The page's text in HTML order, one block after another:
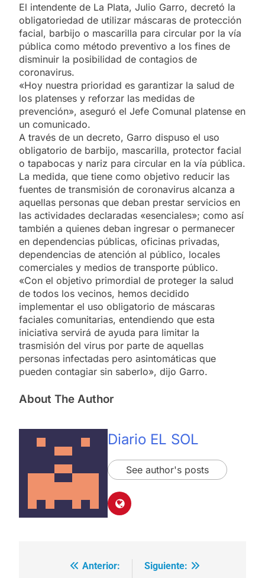
El intendente de La Plata, Julio Garro, decretó la
obligatoriedad de utilizar máscaras de protección
facial, barbijo o mascarilla para circular por la vía
pública como método preventivo a los fines de
disminuir la posibilidad de contagios de
coronavirus.
«Hoy nuestra prioridad es garantizar la salud de
los platenses y reforzar las medidas de
prevención», aseguró el Jefe Comunal platense en
un comunicado.
A través de un decreto, Garro dispuso el uso
obligatorio de barbijo, mascarilla, protector facial
o tapabocas y nariz para circular en la vía pública.
La medida, que tiene como objetivo reducir las
fuentes de transmisión de coronavirus alcanza a
aquellas personas que deban prestar servicios en
las actividades declaradas «esenciales»; como así
también a quienes deban ingresar o permanecer
en dependencias públicas, oficinas privadas,
dependencias de atención al público, locales
comerciales y medios de transporte público.
«Con el objetivo primordial de proteger la salud
de todos los vecinos, hemos decidido
implementar el uso obligatorio de máscaras
faciales comunitarias, entendiendo que esta
iniciativa servirá de ayuda para limitar la
trasmisión del virus por parte de aquellas
personas infectadas pero asintomáticas que
pueden contagiar sin saberlo», dijo Garro.
About The Author
Diario EL SOL
See author's posts
Navegación
Anterior:
Siguiente: